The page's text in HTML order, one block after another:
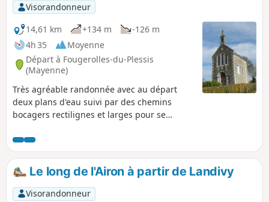
Visorandonneur
14,61 km
+134 m
-126 m
4h 35
Moyenne
Départ à Fougerolles-du-Plessis
(Mayenne)
Très agréable randonnée avec au départ
deux plans d'eau suivi par des chemins
bocagers rectilignes et larges pour se
une marche à vue le long d'un petit cours
d'eau. Au cours du périple, de très belles
demeures et deux petites chapelles.
Le long de l'Airon à partir de Landivy
Visorandonneur